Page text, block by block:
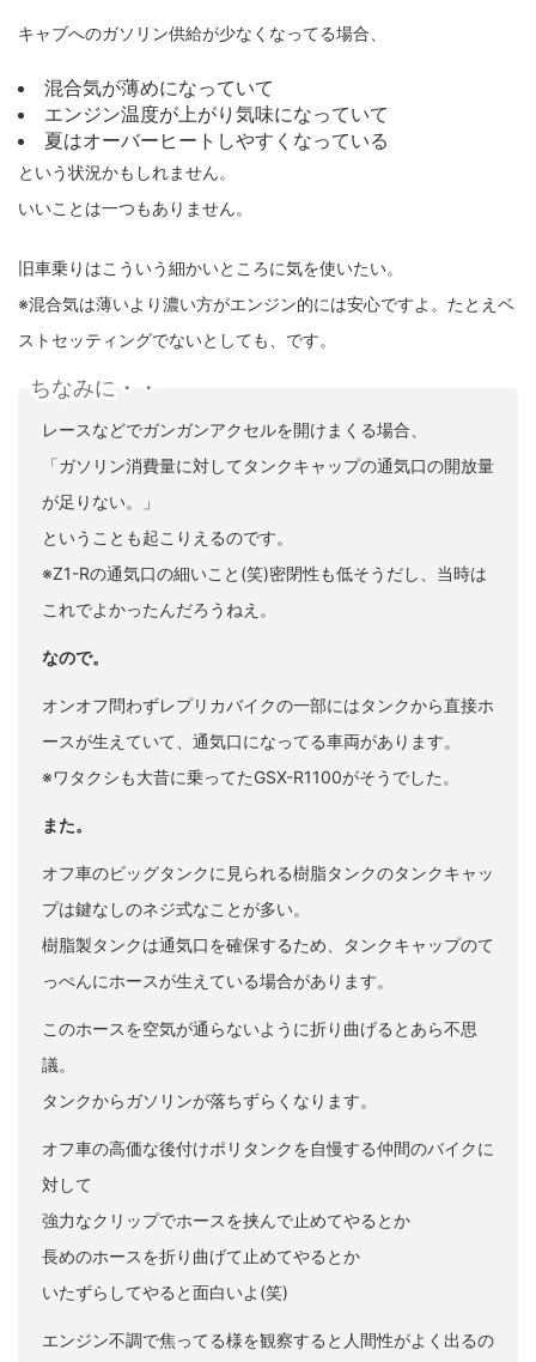
キャブへのガソリン供給が少なくなってる場合、
混合気が薄めになっていて
エンジン温度が上がり気味になっていて
夏はオーバーヒートしやすくなっている
という状況かもしれません。
いいことは一つもありません。
旧車乗りはこういう細かいところに気を使いたい。
※混合気は薄いより濃い方がエンジン的には安心ですよ。たとえベ
ストセッティングでないとしても、です。
ちなみに・・
レースなどでガンガンアクセルを開けまくる場合、
「ガソリン消費量に対してタンクキャップの通気口の開放量
が足りない。」
ということも起こりえるのです。
※Z1-Rの通気口の細いこと(笑)密閉性も低そうだし、当時は
これでよかったんだろうねえ。
なので。
オンオフ問わずレプリカバイクの一部にはタンクから直接ホ
ースが生えていて、通気口になってる車両があります。
※ワタクシも大昔に乗ってたGSX-R1100がそうでした。
また。
オフ車のビッグタンクに見られる樹脂タンクのタンクキャッ
プは鍵なしのネジ式なことが多い。
樹脂製タンクは通気口を確保するため、タンクキャップのて
っぺんにホースが生えている場合があります。
このホースを空気が通らないように折り曲げるとあら不思
議。
タンクからガソリンが落ちずらくなります。
オフ車の高価な後付けポリタンクを自慢する仲間のバイクに
対して
強力なクリップでホースを挟んで止めてやるとか
長めのホースを折り曲げて止めてやるとか
いたずらしてやると面白いよ(笑)
エンジン不調で焦ってる様を観察すると人間性がよく出るの